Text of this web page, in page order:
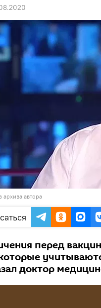
архива автора
перед
доктор